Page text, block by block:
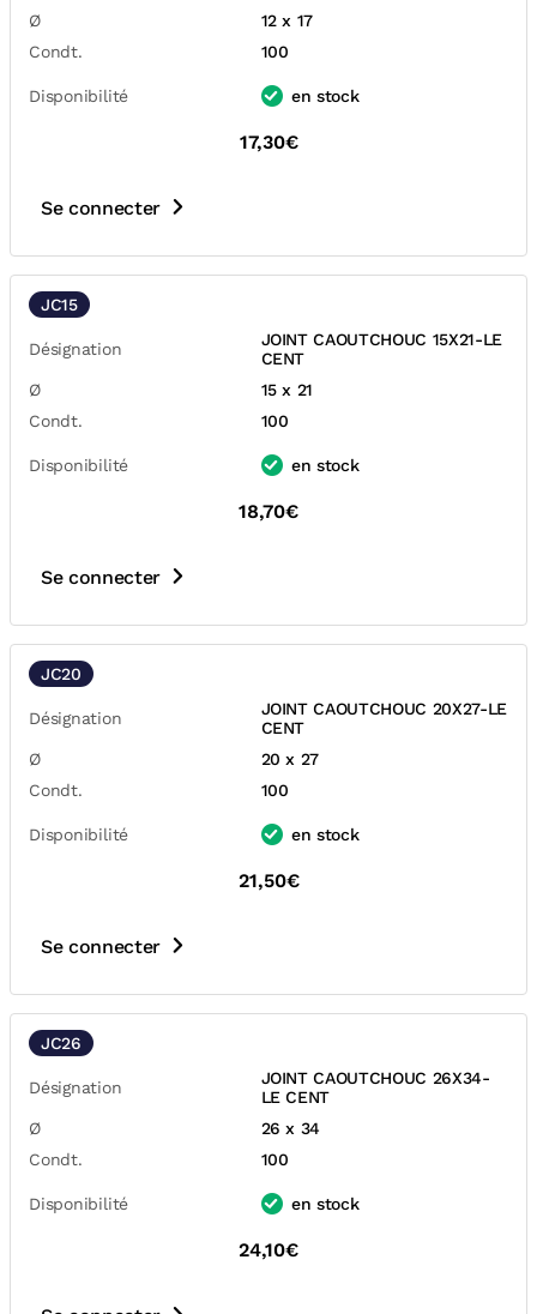
Ø
12 x 17
Condt.
100
Disponibilité en stock
17,30€
Se connecter
JC15
Désignation
JOINT CAOUTCHOUC 15X21-LE
CENT
Ø
15 x 21
Condt.
100
Disponibilité en stock
18,70€
Se connecter
JC20
Désignation
JOINT CAOUTCHOUC 20X27-LE
CENT
Ø
20 x 27
Condt.
100
Disponibilité en stock
21,50€
Se connecter
JC26
Désignation
JOINT CAOUTCHOUC 26X34-
LE CENT
Ø
26 x 34
Condt.
100
Disponibilité en stock
24,10€